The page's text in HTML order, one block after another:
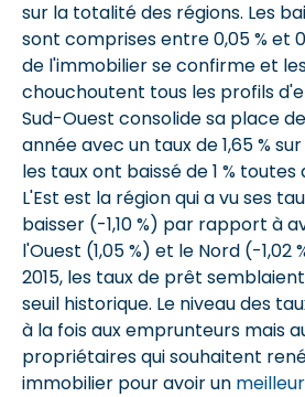
sur la totalité des régions. Les
sont comprises entre 0,05 % et
de l'immobilier se confirme et
chouchoutent tous les profils
Sud-Ouest consolide sa place
année avec un taux de 1,65 % sur
les taux ont baissé de 1 %
L'Est est la région qui a vu ses
baisser (-1,10 %) par rapport à
l'Ouest (1,05 %) et le Nord (-1,02
2015, les taux de prêt
seuil historique. Le niveau des
à la fois aux emprunteurs mais
propriétaires qui souhaitent
immobilier pour avoir un